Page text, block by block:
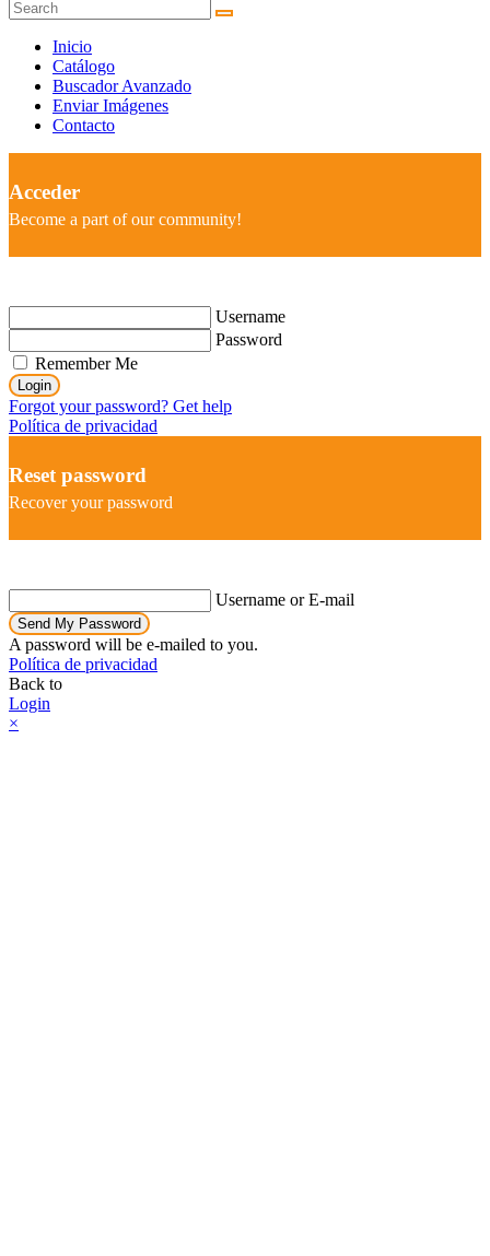
Inicio
Catálogo
Buscador Avanzado
Enviar Imágenes
Contacto
Acceder
Become a part of our community!
Username
Password
Remember Me
Login
Forgot your password? Get help
Política de privacidad
Reset password
Recover your password
Username or E-mail
Send My Password
A password will be e-mailed to you.
Política de privacidad
Back to
Login
×